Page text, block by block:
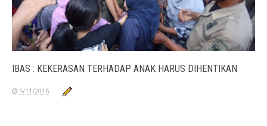
IBAS : KEKERASAN TERHADAP ANAK HARUS DIHENTIKAN
5/11/2016